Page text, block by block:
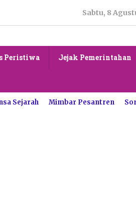
Sabtu, 8
Peristiwa Jejak Pemerintahan
Sejarah Mimbar Pesantren